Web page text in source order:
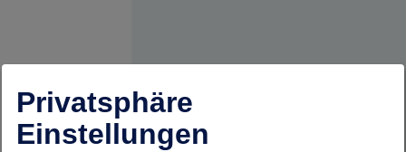
Privatsphäre
Einstellungen